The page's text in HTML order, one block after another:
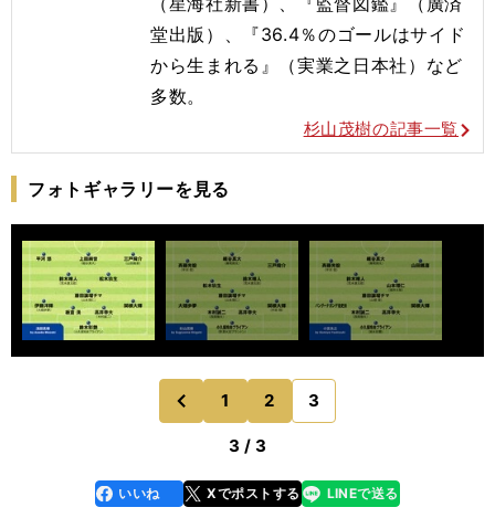
堂出版）、『36.4％のゴールはサイド
から生まれる』（実業之日本社）など
多数。
杉山茂樹の記事一覧
フォトギャラリーを見る
前
のページへ
1 2 3
3 / 3
faceboo
k
いいね Xでポストする
line LINEで送る